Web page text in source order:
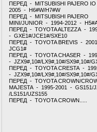
ПЕРЕД - MITSUBISHI PAJERO
2005 - H6#W/H7#W
ПЕРЕД - MITSUBISHI PAJERO
MINI/JUNIOR - 1994-2012 -
ПЕРЕД - TOYOTA ALTEZZA -
- GXE1#/JCE1#/SXE10
ПЕРЕД - TOYOTA BREVIS -
JCG1#
ПЕРЕД - TOYOTA CHASER -
- JZX9#,10#/LX9#,10#/SX9#,10#/
ПЕРЕД - TOYOTA CRESTA -
- JZX9#,10#/LX9#,10#/SX9#,10#/
ПЕРЕД - TOYOTA CROWN/
MAJESTA - 1995-2001 - GS151/
/LS151/UZS155
ПЕРЕД - TOYOTA CROWN.....